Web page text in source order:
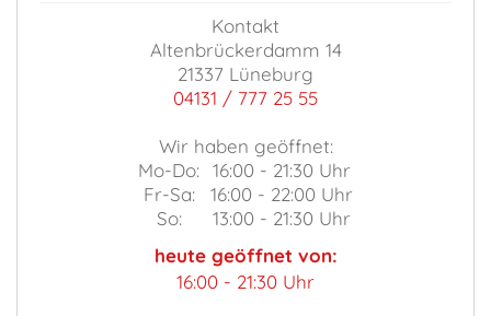
Kontakt
Altenbrückerdamm 14
21337 Lüneburg
04131 / 777 25 55
Wir haben geöffnet:
Mo-Do: 16:00 - 21:30 Uhr
Fr-Sa:
16:00 - 22:00 Uhr
So:
13:00 - 21:30 Uhr
heute geöffnet von:
16:00 - 21:30 Uhr